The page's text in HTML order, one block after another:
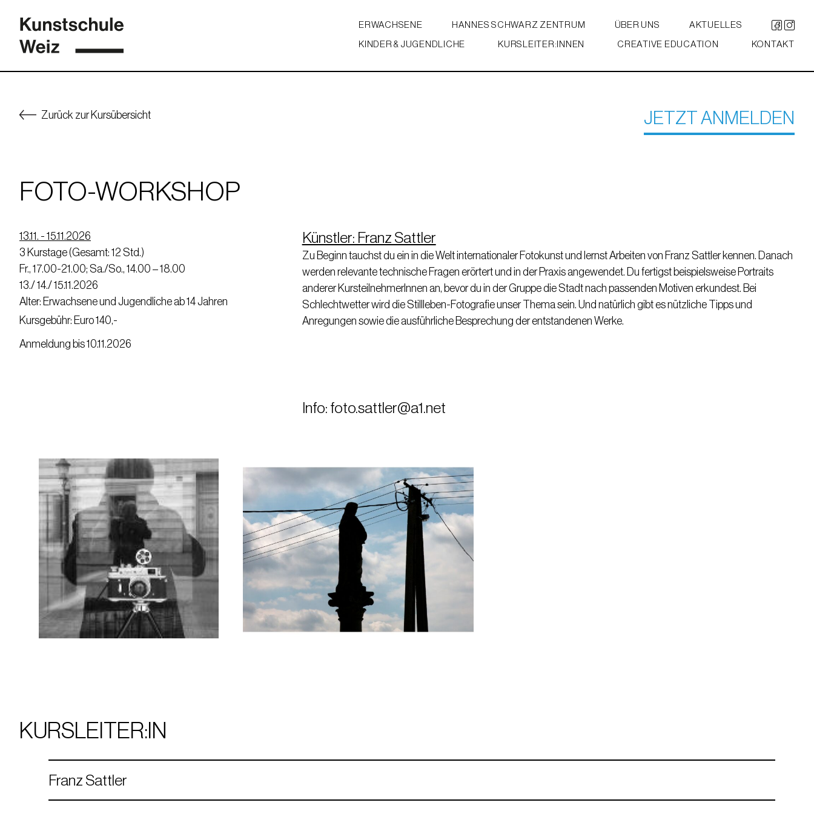
ERWACHSENE HANNES SCHWARZ ZENTRUM ÜBER UNS
AKTUELLES
KINDER & JUGENDLICHE
KURSLEITER:INNEN CREATIVE EDUCATION KONTAKT
Zurück zur Kursübersicht JETZT ANMELDEN
FOTO-WORKSHOP
13.11. - 15.11.2026
3 Kurstage (Gesamt: 12 Std.)
Fr., 17.00-21.00; Sa./So., 14.00 – 18.00
13./ 14./ 15.11.2026
Alter: Erwachsene und Jugendliche ab 14 Jahren
Kursgebühr: Euro 140,-
Anmeldung bis 10.11.2026
Künstler: Franz Sattler
Zu Beginn tauchst du ein in die Welt internationaler Fotokunst und lernst Arbeiten von Franz Sattler kennen. Danach
werden relevante technische Fragen erörtert und in der Praxis angewendet. Du fertigst beispielsweise Portraits
anderer KursteilnehmerInnen an, bevor du in der Gruppe die Stadt nach passenden Motiven erkundest. Bei
Schlechtwetter wird die Stillleben-Fotografie unser Thema sein. Und natürlich gibt es nützliche Tipps und
Anregungen sowie die ausführliche Besprechung der entstandenen Werke.
Info: foto.sattler@a1.net
KURSLEITER:IN
Franz Sattler